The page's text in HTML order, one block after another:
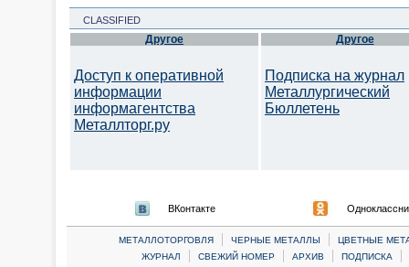
CLASSIFIED
Другое
Доступ к оперативной
информации
информагентства
Металлторг.ру
Другое
Подписка на журнал
Металлургический
Бюллетень
ВКонтакте
МЕТАЛЛОТОРГОВЛЯ | ЧЕРНЫЕ МЕТАЛЛЫ |
ЦВЕТНЫЕ
ЖУРНАЛ
| СВЕЖИЙ НОМЕР | АРХИВ | ПОДПИСКА |